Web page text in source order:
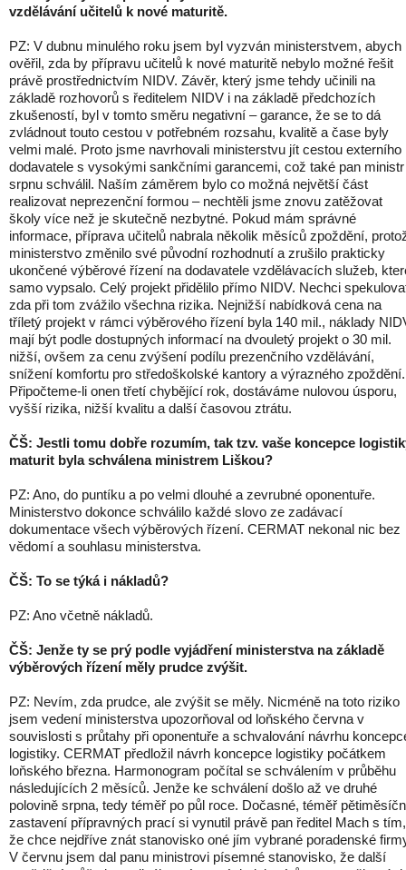
vzdělávání učitelů k nové maturitě.
PZ: V dubnu minulého roku jsem byl vyzván ministerstvem, abych
ověřil, zda by přípravu učitelů k nové maturitě nebylo možné řešit
právě prostřednictvím NIDV. Závěr, který jsme tehdy učinili na
základě rozhovorů s ředitelem NIDV i na základě předchozích
zkušeností, byl v tomto směru negativní – garance, že se to dá
zvládnout touto cestou v potřebném rozsahu, kvalitě a čase byly
velmi malé. Proto jsme navrhovali ministerstvu jít cestou externího
dodavatele s vysokými sankčními garancemi, což také pan
srpnu schválil. Naším záměrem bylo co možná největší část
realizovat neprezenční formou – nechtěli jsme znovu zatěžovat
školy více než je skutečně nezbytné. Pokud mám správné
informace, příprava učitelů nabrala několik měsíců zpoždění,
ministerstvo změnilo své původní rozhodnutí a zrušilo prakticky
ukončené výběrové řízení na dodavatele vzdělávacích služeb,
samo vypsalo. Celý projekt přidělilo přímo NIDV. Nechci
zda při tom zvážilo všechna rizika. Nejnižší nabídková cena na
tříletý projekt v rámci výběrového řízení byla 140 mil., náklady
mají být podle dostupných informací na dvouletý projekt o 30 mil.
nižší, ovšem za cenu zvýšení podílu prezenčního vzdělávání,
snížení komfortu pro středoškolské kantory a výrazného zpoždění.
Připočteme-li onen třetí chybějící rok, dostáváme nulovou úsporu,
vyšší rizika, nižší kvalitu a další časovou ztrátu.
ČŠ: Jestli tomu dobře rozumím, tak tzv. vaše koncepce
maturit byla schválena ministrem Liškou?
PZ: Ano, do puntíku a po velmi dlouhé a zevrubné oponentuře.
Ministerstvo dokonce schválilo každé slovo ze zadávací
dokumentace všech výběrových řízení. CERMAT nekonal nic bez
vědomí a souhlasu ministerstva.
ČŠ: To se týká i nákladů?
PZ: Ano včetně nákladů.
ČŠ: Jenže ty se prý podle vyjádření ministerstva na základě
výběrových řízení měly prudce zvýšit.
PZ: Nevím, zda prudce, ale zvýšit se měly. Nicméně na toto riziko
jsem vedení ministerstva upozorňoval od loňského června v
souvislosti s průtahy při oponentuře a schvalování návrhu
logistiky. CERMAT předložil návrh koncepce logistiky počátkem
loňského března. Harmonogram počítal se schválením v průběhu
následujících 2 měsíců. Jenže ke schválení došlo až ve druhé
polovině srpna, tedy téměř po půl roce. Dočasné, téměř
zastavení přípravných prací si vynutil právě pan ředitel Mach s tím,
že chce nejdříve znát stanovisko oné jím vybrané poradenské
V červnu jsem dal panu ministrovi písemné stanovisko, že další